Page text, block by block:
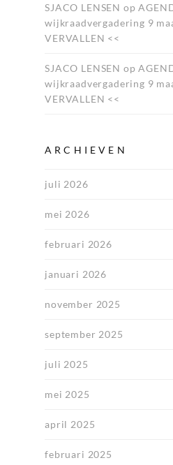
SJACO LENSEN op
wijkraadvergadering 9
VERVALLEN <<
SJACO LENSEN op
wijkraadvergadering 9
VERVALLEN <<
ARCHIEVEN
juli 2026
mei 2026
februari 2026
januari 2026
november 2025
september 2025
juli 2025
mei 2025
april 2025
februari 2025